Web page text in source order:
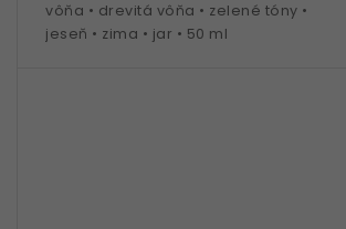
vôňa • drevitá vôňa • zelené tóny •
jeseň • zima • jar • 50 ml